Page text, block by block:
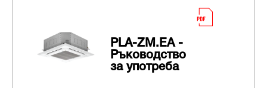
PLA-ZM.EA -
Ръководство
за употреба